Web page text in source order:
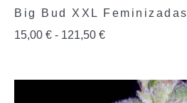
Big Bud XXL Feminizadas
15,00 € - 121,50 €